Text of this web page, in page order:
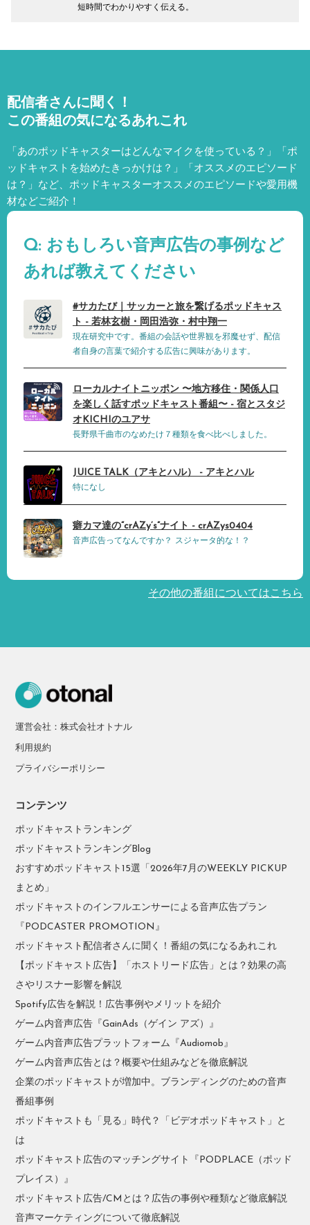
短時間でわかりやすく伝える。
配信者さんに聞く！
この番組の気になるあれこれ
「あのポッドキャスターはどんなマイクを使っている？」「ポ
ッドキャストを始めたきっかけは？」「オススメのエピソード
は？」など、 ポッドキャスターオススメのエピソードや愛用機
材などご紹介！
Q: おもしろい音声広告の事例など
あれば教えてください
#サカたび｜サッカーと旅を繋げるポッドキャス
ト - 若林玄樹・岡田浩弥・村中翔一
現在研究中です。番組の会話や世界観を邪魔せず、配信
者自身の言葉で紹介する広告に興味があります。
ローカルナイトニッポン 〜地方移住・関係人口
を楽しく話すポッドキャスト番組〜 - 宿とスタジ
オKICHIのユアサ
長野県千曲市のなめたけ７種類を食べ比べしました。
JUICE TALK（アキとハル） - アキとハル
特になし
癖カマ達の“crAZy’s”ナイト - crAZys0404
音声広告ってなんですか？ スジャータ的な！？
その他の番組についてはこちら
運営会社：株式会社オトナル
利用規約
プライバシーポリシー
コンテンツ
ポッドキャストランキング
ポッドキャストランキングBlog
おすすめポッドキャスト15選「2026年7月のWEEKLY PICKUP
まとめ」
ポッドキャストのインフルエンサーによる音声広告プラン
『PODCASTER PROMOTION』
ポッドキャスト配信者さんに聞く！番組の気になるあれこれ
【ポッドキャスト広告】「ホストリード広告」とは？効果の高
さやリスナー影響を解説
Spotify広告を解説！広告事例やメリットを紹介
ゲーム内音声広告『GainAds（ゲイン アズ）』
ゲーム内音声広告プラットフォーム『Audiomob』
ゲーム内音声広告とは？概要や仕組みなどを徹底解説
企業のポッドキャストが増加中。ブランディングのための音声
番組事例
ポッドキャストも「見る」時代？「ビデオポッドキャスト」と
は
ポッドキャスト広告のマッチングサイト『PODPLACE（ポッド
プレイス）』
ポッドキャスト広告/CMとは？広告の事例や種類など徹底解説
音声マーケティングについて徹底解説